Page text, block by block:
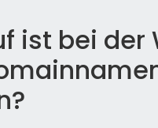
ist bei der